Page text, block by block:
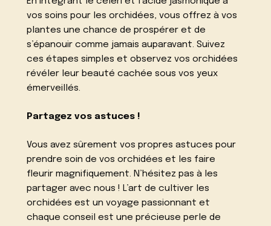
vos soins pour les orchidées, vous offrez à vos
plantes une chance de prospérer et de
s’épanouir comme jamais auparavant. Suivez
ces étapes simples et observez vos orchidées
révéler leur beauté cachée sous vos yeux
émerveillés.
Partagez vos astuces !
Vous avez sûrement vos propres astuces pour
prendre soin de vos orchidées et les faire
fleurir magnifiquement. N’hésitez pas à les
partager avec nous ! L’art de cultiver les
orchidées est un voyage passionnant et
chaque conseil est une précieuse perle de